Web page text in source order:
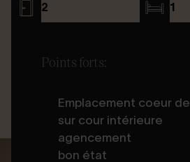
2 1
Points forts:
Emplacement coeur
sur cour intérieure
agencement
bon état